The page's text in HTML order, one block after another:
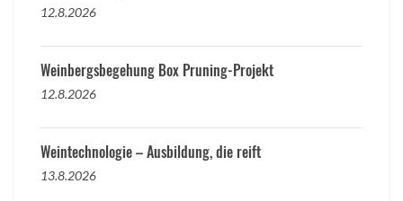
12.8.2026
Weinbergsbegehung Box Pruning-Projekt
12.8.2026
Weintechnologie – Ausbildung, die reift
13.8.2026